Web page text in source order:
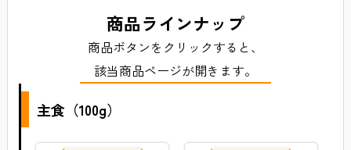
商品ラインナップ
商品ボタンをクリックすると、
該当商品ページが開きます。
主食（100g）